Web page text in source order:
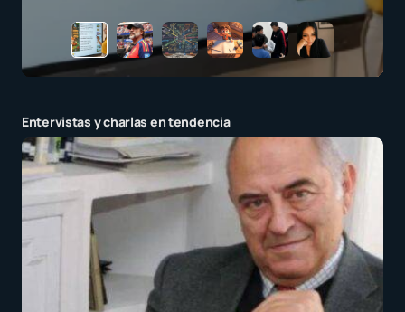
Entervistas y charlas en tendencia